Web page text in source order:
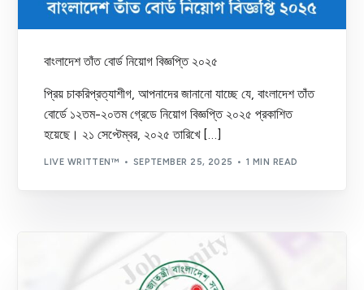
বাংলাদেশ তাঁত বোর্ড নিয়োগ বিজ্ঞপ্তি ২০২৫
প্রিয় চাকরিপ্রত্যাশীগ, আপনাদের জানানো যাচ্ছে যে, বাংলাদেশ তাঁত
বোর্ডে ১২তম-২০তম গ্রেডে নিয়োগ বিজ্ঞপ্তি ২০২৫ প্রকাশিত
হয়েছে। ২১ সেপ্টেম্বর, ২০২৫ তারিখে […]
LIVE WRITTEN™ SEPTEMBER 25, 2025 1 MIN READ